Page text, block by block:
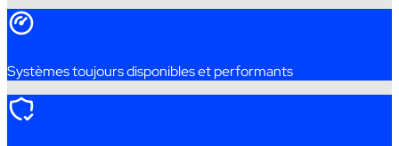
Systèmestoujoursdisponiblesetperformants